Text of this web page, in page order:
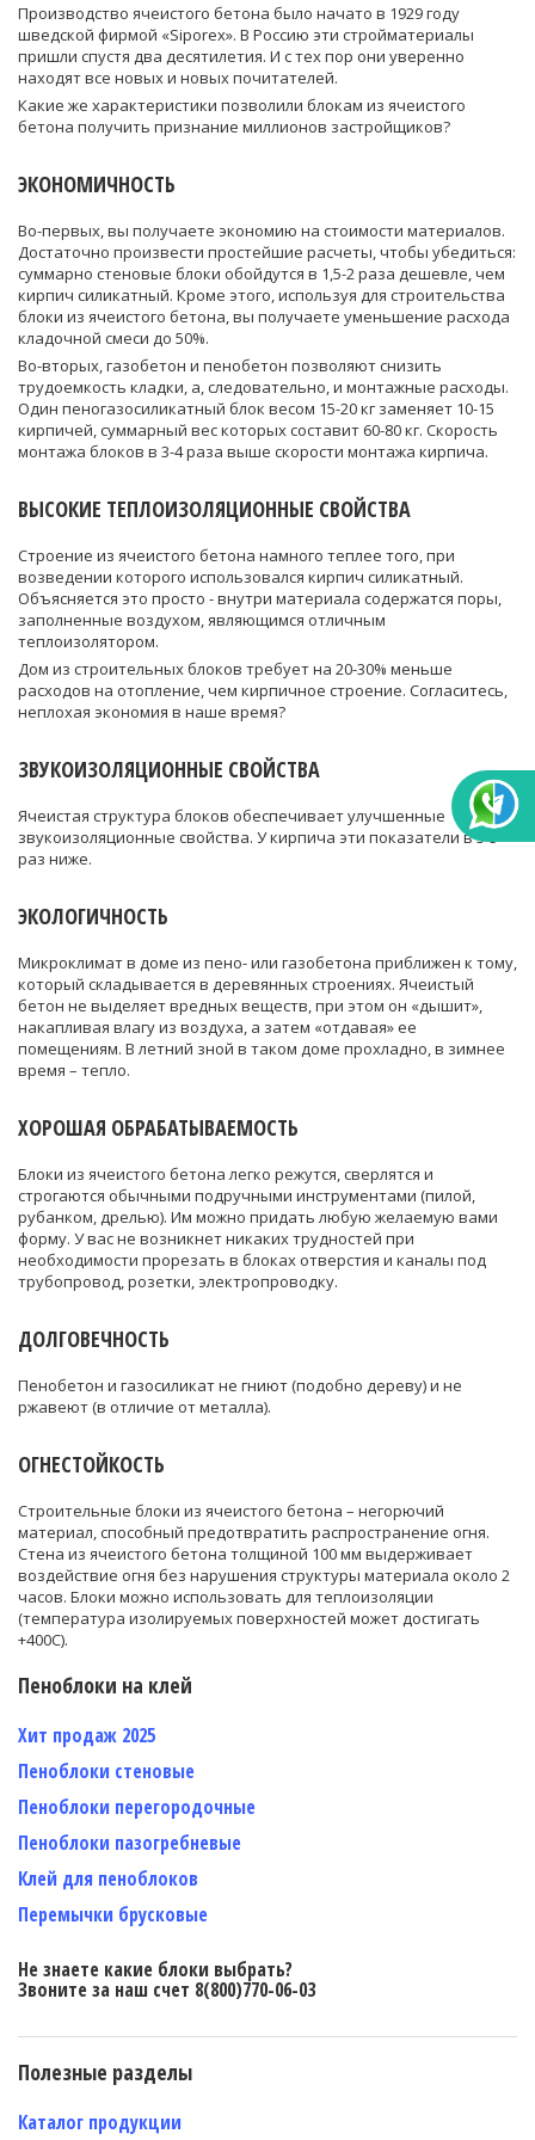
Производство ячеистого бетона было начато в 1929 году
шведской фирмой «Siporex». В Россию эти стройматериалы
пришли спустя два десятилетия. И с тех пор они уверенно
находят все новых и новых почитателей.
Какие же характеристики позволили блокам из ячеистого
бетона получить признание миллионов застройщиков?
ЭКОНОМИЧНОСТЬ
Во-первых, вы получаете экономию на стоимости материалов.
Достаточно произвести простейшие расчеты, чтобы убедиться:
суммарно стеновые блоки обойдутся в 1,5-2 раза дешевле, чем
кирпич силикатный. Кроме этого, используя для строительства
блоки из ячеистого бетона, вы получаете уменьшение расхода
кладочной смеси до 50%.
Во-вторых, газобетон и пенобетон позволяют снизить
трудоемкость кладки, а, следовательно, и монтажные расходы.
Один пеногазосиликатный блок весом 15-20 кг заменяет 10-15
кирпичей, суммарный вес которых составит 60-80 кг. Скорость
монтажа блоков в 3-4 раза выше скорости монтажа кирпича.
ВЫСОКИЕ ТЕПЛОИЗОЛЯЦИОННЫЕ СВОЙСТВА
Строение из ячеистого бетона намного теплее того, при
возведении которого использовался кирпич силикатный.
Объясняется это просто - внутри материала содержатся поры,
заполненные воздухом, являющимся отличным
теплоизолятором.
Дом из строительных блоков требует на 20-30% меньше
расходов на отопление, чем кирпичное строение. Согласитесь,
неплохая экономия в наше время?
ЗВУКОИЗОЛЯЦИОННЫЕ СВОЙСТВА
Ячеистая структура блоков обеспечивает улучшенные
звукоизоляционные свойства. У кирпича эти показатели в 3-5
раз ниже.
ЭКОЛОГИЧНОСТЬ
Микроклимат в доме из пено- или газобетона приближен к тому,
который складывается в деревянных строениях. Ячеистый
бетон не выделяет вредных веществ, при этом он «дышит»,
накапливая влагу из воздуха, а затем «отдавая» ее
помещениям. В летний зной в таком доме прохладно, в зимнее
время – тепло.
ХОРОШАЯ ОБРАБАТЫВАЕМОСТЬ
Блоки из ячеистого бетона легко режутся, сверлятся и
строгаются обычными подручными инструментами (пилой,
рубанком, дрелью). Им можно придать любую желаемую вами
форму. У вас не возникнет никаких трудностей при
необходимости прорезать в блоках отверстия и каналы под
трубопровод, розетки, электропроводку.
ДОЛГОВЕЧНОСТЬ
Пенобетон и газосиликат не гниют (подобно дереву) и не
ржавеют (в отличие от металла).
ОГНЕСТОЙКОСТЬ
Строительные блоки из ячеистого бетона – негорючий
материал, способный предотвратить распространение огня.
Стена из ячеистого бетона толщиной 100 мм выдерживает
воздействие огня без нарушения структуры материала около 2
часов. Блоки можно использовать для теплоизоляции
(температура изолируемых поверхностей может достигать
+400С).
Пеноблоки на клей
Хит продаж 2025
Пеноблоки стеновые
Пеноблоки перегородочные
Пеноблоки пазогребневые
Клей для пеноблоков
Перемычки брусковые
Не знаете какие блоки выбрать?
Звоните за наш счет 8(800)770-06-03
Полезные разделы
Каталог продукции